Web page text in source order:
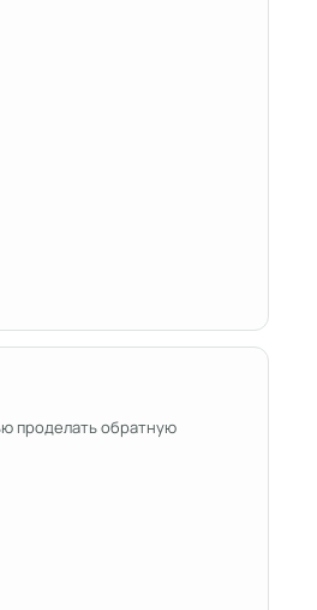
проделать обратную